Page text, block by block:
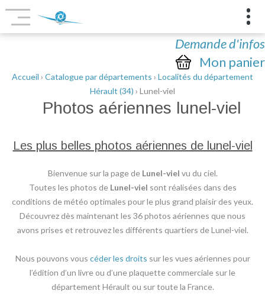
Demande d'infos
Mon panier
Accueil › Catalogue par départements › Localités du département
Hérault (34) › Lunel-viel
Photos aériennes lunel-viel
Les plus belles photos aériennes de lunel-viel
Bienvenue sur la page de Lunel-viel vu du ciel.
Toutes les photos de Lunel-viel sont réalisées dans des
conditions de météo optimales pour le plus grand plaisir des yeux.
Découvrez dès maintenant les 36 photos aériennes que nous
avons prises et retrouvez les différents quartiers de Lunel-viel.
Nous pouvons vous céder les droits sur les vues aériennes pour
l’édition d’un livre ou d’une plaquette commerciale sur le
département Hérault ou sur toute la France.